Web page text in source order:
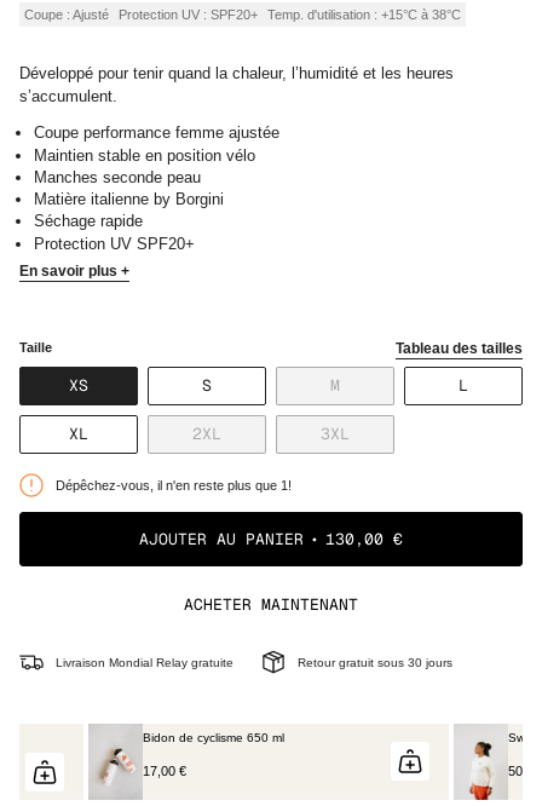
Coupe : Ajusté Protection UV : SPF20+ Temp. d'utilisation : +15°C à 38°C
Développé pour tenir quand la chaleur, l’humidité et les heures
s’accumulent.
Coupe performance femme ajustée
Maintien stable en position vélo
Manches seconde peau
Matière italienne by Borgini
Séchage rapide
Protection UV SPF20+
En savoir plus +
Taille Tableau des tailles
XSVARIANTE
ÉPUISÉE
SVARIANTE
ÉPUISÉE
OU
NON
M
ÉPUISÉE
OU
NON
L
ÉPUISÉE
XL
ÉPUISÉE
NON
DISPONIBLE
2XL
ÉPUISÉE
NON
DISPONIBLE
3XL
ÉPUISÉE
DISPONIBLE
Dépêchez-vous, il n'en reste plus que 1!
AJOUTER AU PANIER 130,00 €
ACHETER MAINTENANT
Livraison Mondial Relay gratuite Retour gratuit sous 30 jours
Sweatshirt - Rosie Noir
50,00 €